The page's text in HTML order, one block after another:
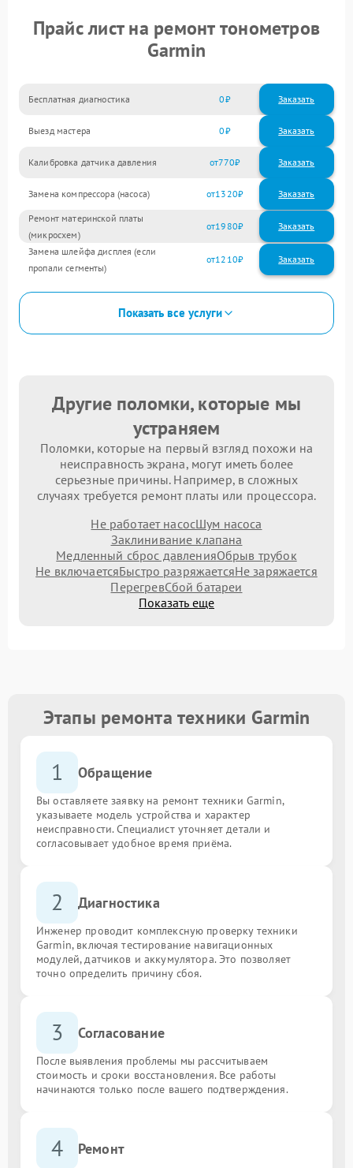
Прайс лист на ремонт тонометров
Garmin
Бесплатная диагностика 0 Заказать
Выезд мастера 0 Заказать
Калибровка датчика давления 770
Замена компрессора (насоса) 1320
Ремонт материнской платы
(микросхем)
1980
Замена шлейфа дисплея (если
пропали сегменты)
1210
Показать все услуги
Другие поломки, которые мы
устраняем
Поломки, которые на первый взгляд похожи на
неисправность экрана, могут иметь более
серьезные причины. Например, в сложных
случаях требуется ремонт платы или процессора.
Не работает насосШум насоса
Заклинивание клапана
Медленный сброс давленияОбрыв трубок
Не включаетсяБыстро разряжаетсяНе заряжается
ПерегревСбой батареи
Показать еще
Этапы ремонта техники Garmin
1 Обращение
Вы оставляете заявку на ремонт техники Garmin,
указываете модель устройства и характер
неисправности. Специалист уточняет детали и
согласовывает удобное время приёма.
2 Диагностика
Инженер проводит комплексную проверку техники
Garmin, включая тестирование навигационных
модулей, датчиков и аккумулятора. Это позволяет
точно определить причину сбоя.
3 Согласование
После выявления проблемы мы рассчитываем
стоимость и сроки восстановления. Все работы
начинаются только после вашего подтверждения.
4 Ремонт